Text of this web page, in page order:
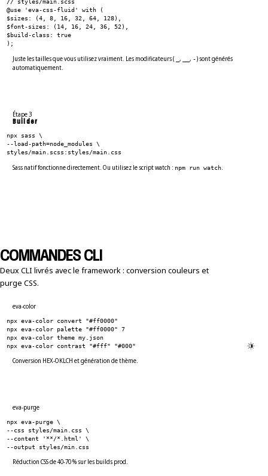
// styles/main.scss
@use 'eva-css-fluid' with (
$sizes: (4, 8, 16, 32, 64, 128),
$font-sizes: (14, 16, 24, 36, 52),
$build-class: true
);
Juste les tailles que vous utilisez vraiment. Les modificateurs ( , , -) sont générés
automatiquement.
Étape 3
Builder
npx sass \
--load-path=node_modules \
styles/main.scss:styles/main.css
Sass natif fonctionne directement. Ou utilisez le script watch : npm run watch.
COMMANDES CLI
Deux CLI livrés avec le framework : conversion couleurs et
purge CSS.
eva-color
npx eva-color convert "#ff0000"
npx eva-color palette "#ff0000" 7
npx eva-color theme my.json
npx eva-color contrast "#fff" "#000"
Conversion HEX-OKLCH et génération de thème.
eva-purge
npx eva-purge \
--css styles/main.css \
--content '**/*.html' \
--output styles/min.css
Réduction CSS de 40-70 % sur les builds prod.